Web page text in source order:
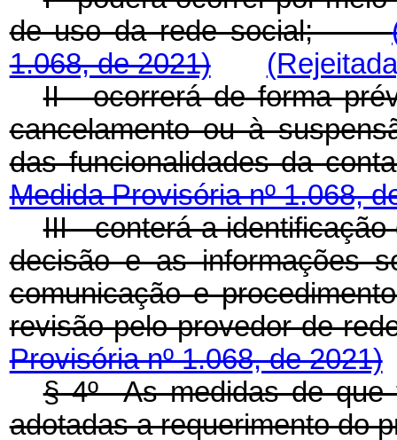
de uso da rede social;
1.068, de 2021)
II - ocorrerá de forma
cancelamento ou à
das funcionalidades da
Medida Provisória nº 1.068,
III - conterá a
decisão e as informações
comunicação e
revisão pelo provedor de
Provisória nº 1.068, de 2021)
§ 4º As medidas de
adotadas a requerimento do